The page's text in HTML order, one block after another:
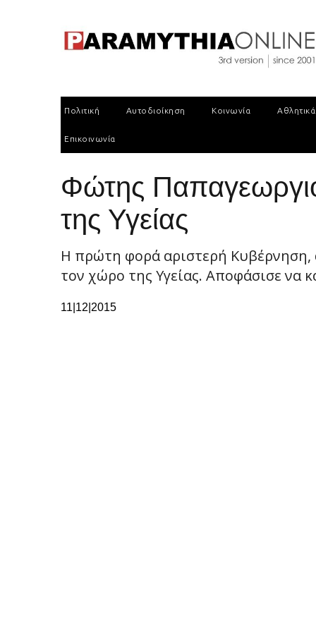
Πολιτική Αυτοδιοίκηση Κοινωνία Αθλητικά
Επικοινωνία
Φώτης
της Υγείας
Η πρώτη φορά αριστερή Κυβέρνηση,
τον χώρο της Υγείας. Αποφάσισε να
11|12|2015